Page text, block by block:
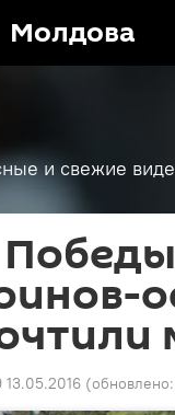
Молдова
и свежие
13.05.2016 (обновлено: